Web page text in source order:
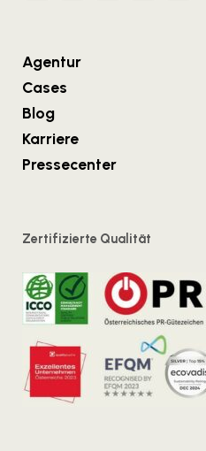
Agentur
Cases
Blog
Karriere
Pressecenter
Zertifizierte Qualität